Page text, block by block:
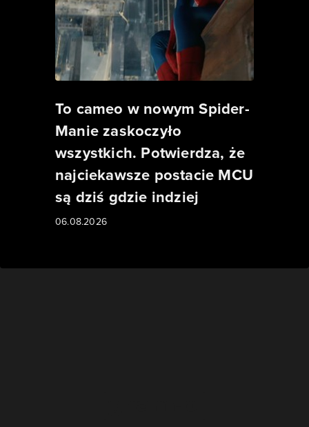
To cameo w nowym Spider-
Manie zaskoczyło
wszystkich. Potwierdza, że
najciekawsze postacie MCU
są dziś gdzie indziej
06.08.2026